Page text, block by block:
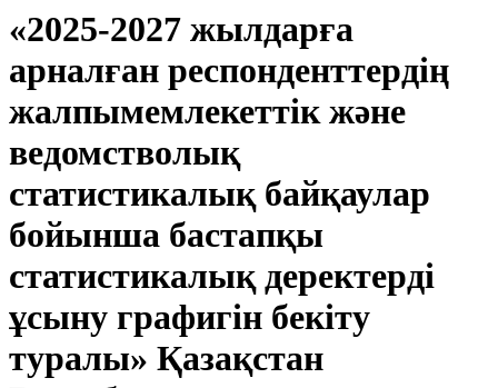
«2025-2027 жылдарға
арналған респонденттердің
жалпымемлекеттік және
ведомстволық
статистикалық байқаулар
бойынша бастапқы
статистикалық деректерді
ұсыну графигін бекіту
туралы» Қазақстан